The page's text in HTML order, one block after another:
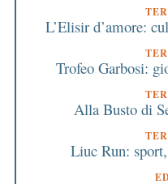
L’Elisir d’amore:
Trofeo Garbosi:
Alla Busto di
Liuc Run: